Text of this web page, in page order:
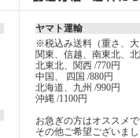
ヤマト運輸
※税込み送料（重さ、大
関東、信越、南東北、
北東北、関西 /770円
中国、 四国 /880円
北海道、九州 /990円
沖縄 /1100円
お急ぎの方はオススメで
その他ご希望ございま